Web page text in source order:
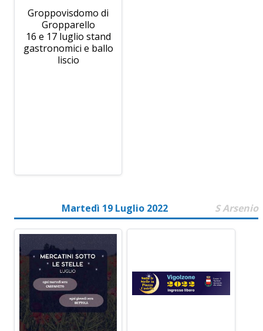
Groppovisdomo di
Gropparello
16 e 17 luglio stand
gastronomici e ballo
liscio
Martedì 19 Luglio 2022 S Arsenio